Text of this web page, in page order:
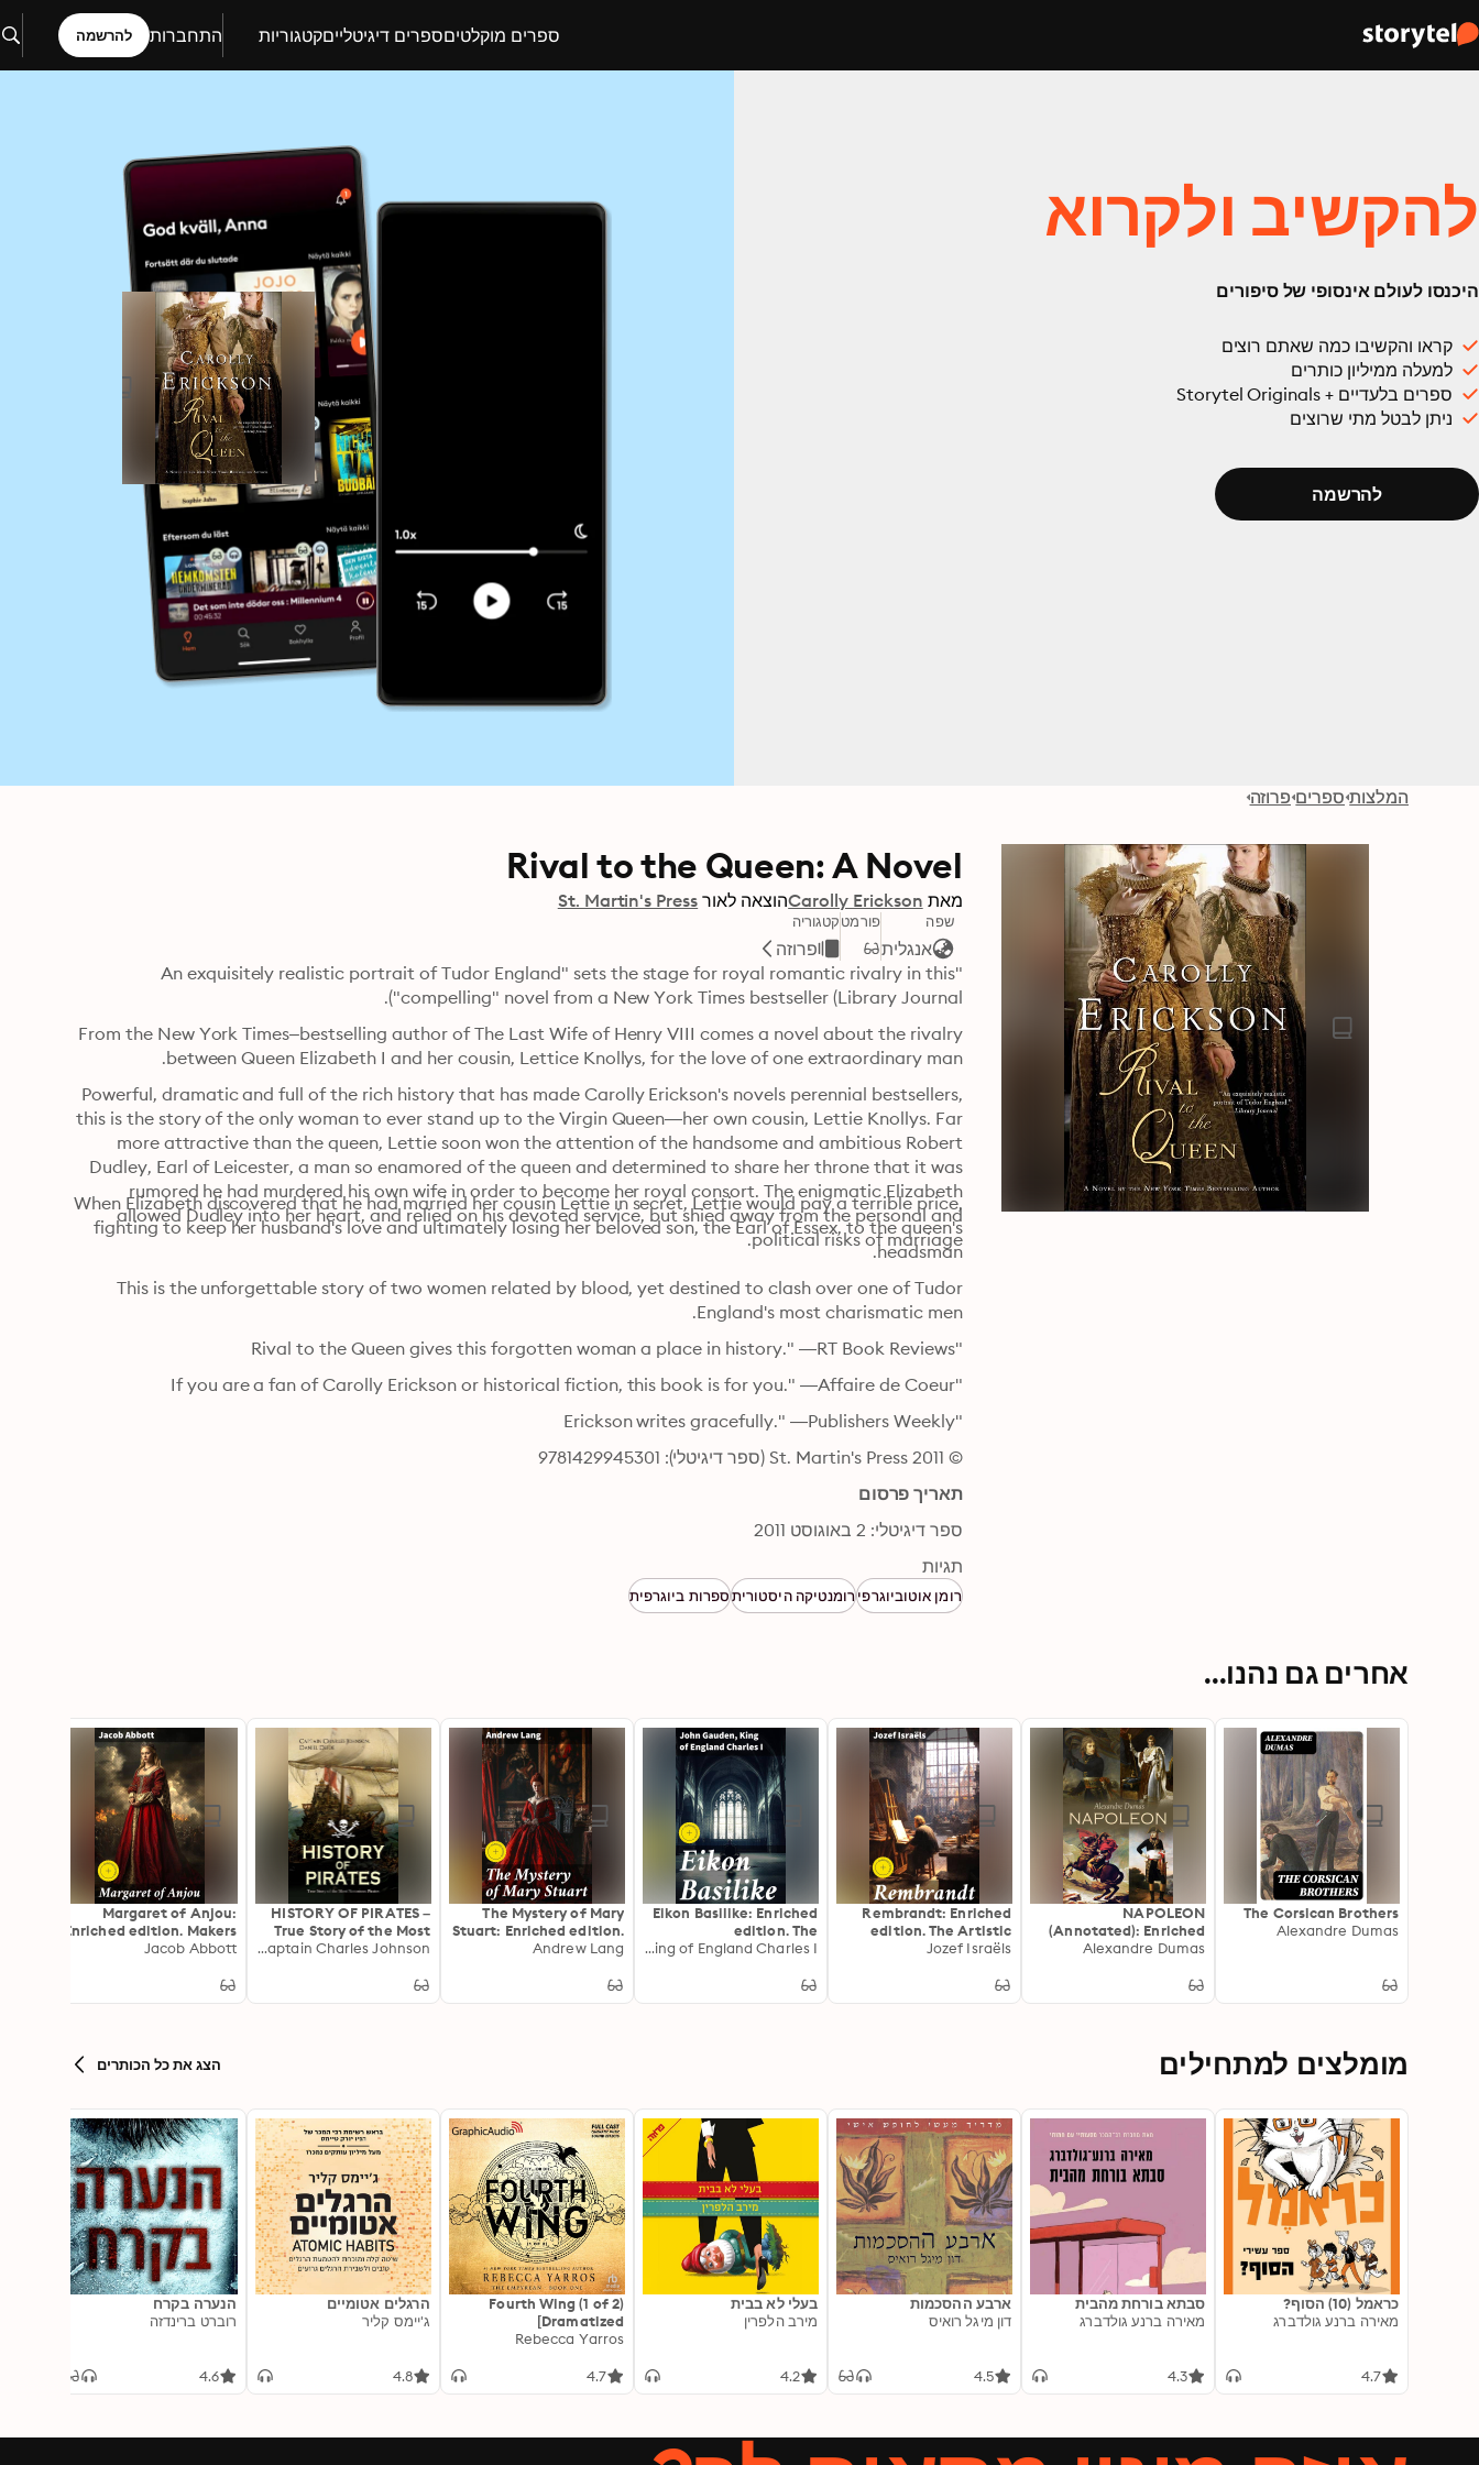
ספרים מוקלטיםספרים דיגיטלייםקטגוריות התחברות להרשמה
להקשיב ולקרוא
היכנסו לעולם אינסופי של סיפורים
קראו והקשיבו כמה שאתם רוצים
למעלה ממיליון כותרים
ספרים בלעדיים + Storytel Originals
ניתן לבטל מתי שרוצים
להרשמה
המלצות ספרים פרוזה
Rival to the Queen: A Novel
מאת Carolly Ericksonהוצאה לאור St. Martin's Press
שפה
אנגלית
פורמטקטגוריה
פרוזה
"compelling" novel from a New York Times bestseller (Library Journal).
between Queen Elizabeth I and her cousin, Lettice Knollys, for the love of one extraordinary man.
allowed Dudley into her heart, and relied on his devoted service, but shied away from the personal and
political risks of marriage.
headsman.
England's most charismatic men.
"Rival to the Queen gives this forgotten woman a place in history." —RT Book Reviews
"If you are a fan of Carolly Erickson or historical fiction, this book is for you." —Affaire de Coeur
"Erickson writes gracefully." —Publishers Weekly
© 2011 St. Martin's Press (ספר דיגיטלי): 9781429945301
תאריך פרסום
ספר דיגיטלי: 2 באוגוסט 2011
תגיות
רומן אוטוביוגרפירומנטיקה היסטוריתספרות ביוגרפית
אחרים גם נהנו...
The Corsican Brothers
Alexandre Dumas
NAPOLEON
(Annotated): Enriched
Edition. The Legacy and
Man Behind It
Alexandre Dumas
Rembrandt: Enriched
edition. The Artistic
Legacy of a Dutch
Jozef Israëls
Eikon Basilike: Enriched
edition. The
Pourtracture of His
Solitudes and Sufferings
John Gauden, King of England Charles I
The Mystery of Mary
Stuart: Enriched edition.
Unraveling the Enigma
Andrew Lang
HISTORY OF PIRATES –
True Story of the Most
Notorious Pirates:
Notorious Pirates and
Daniel Defoe, Captain Charles Johnson
Margaret of Anjou:
Enriched edition. Makers
of History
Jacob Abbott
מומלצים למתחילים הצג את כל הכותרים
כראמל (10) הסוף?
מאירה ברנע גולדברג
4.7
סבתא בורחת מהבית
מאירה ברנע גולדברג
4.3
ארבע ההסכמות
דון מיגל רואיס
4.5
בעלי לא בבית
מירב הלפרין
4.2
Fourth Wing (1 of 2)
[Dramatized
Adaptation]: The
Rebecca Yarros
4.7
הרגלים אטומיים
ג'יימס קליר
4.8
הנערה בקרח
רוברט ברינדזה
4.6